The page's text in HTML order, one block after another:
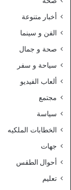
أخبار متنوعة
الفن و سينما
صحة و جمال
سياحة و سفر
ألعاب الفيديو
مجتمع
سياسة
الخطابات الملكيه
جهات
أحوال الطقس
تعليم